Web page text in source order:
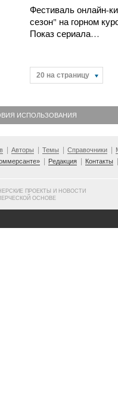
Фестиваль онлайн-
сезон" на горном
Показ сериала…
20 на страницу
ИСПОЛЬЗОВАНИЯ
Авторы Темы Справочники
Редакция Контакты
ПРОЕКТЫ И НОВОСТИ
ОСНОВЕ